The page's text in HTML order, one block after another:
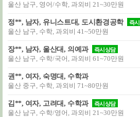
울산 남구, 영어/수학, 과외비 21~30만원
정**, 남자, 유니스트대, 도시환경공학 즉
울산 남구, 수학, 과외비 41~50만원
장**, 남자, 울산대, 의예과 즉시상담
울산 남구, 수학/국어, 과외비 61~70만원
권**, 여자, 숙명대, 수학과
울산 중구, 수학, 과외비 71~80만원
김**, 여자, 고려대, 수학과 즉시상담
울산 남구, 수학/영어, 과외비 21~30만원